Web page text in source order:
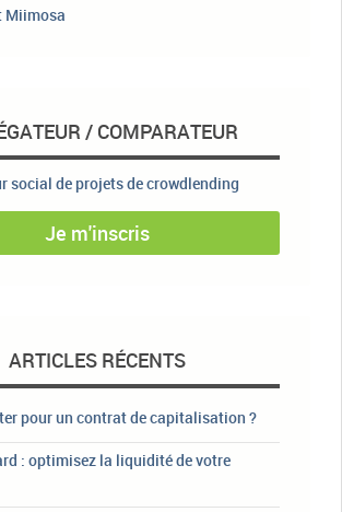
Miimosa
/ COMPARATEUR
Je m'inscris
ARTICLES RÉCENTS
pour un contrat de capitalisation ?
: optimisez la liquidité de votre